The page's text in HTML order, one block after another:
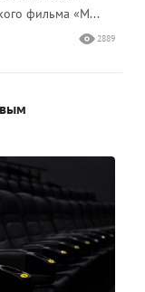
фильма «М...
2889